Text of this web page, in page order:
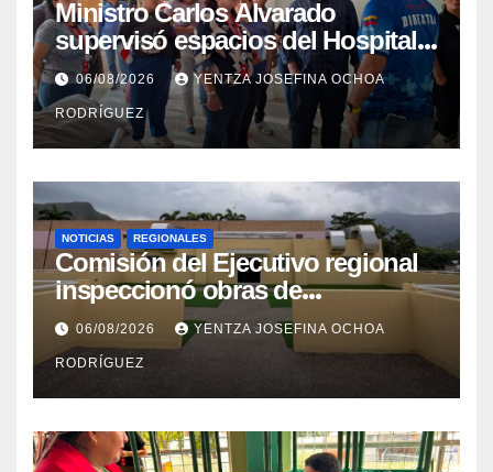
Ministro Carlos Alvarado
supervisó espacios del Hospital
Dermatológico Dr. Martín Vegas
en La Guaira
06/08/2026 YENTZA JOSEFINA OCHOA
RODRÍGUEZ
NOTICIAS REGIONALES
Comisión del Ejecutivo regional
inspeccionó obras de
recuperación en la Maternidad
Integral Aragua
06/08/2026 YENTZA JOSEFINA OCHOA
RODRÍGUEZ